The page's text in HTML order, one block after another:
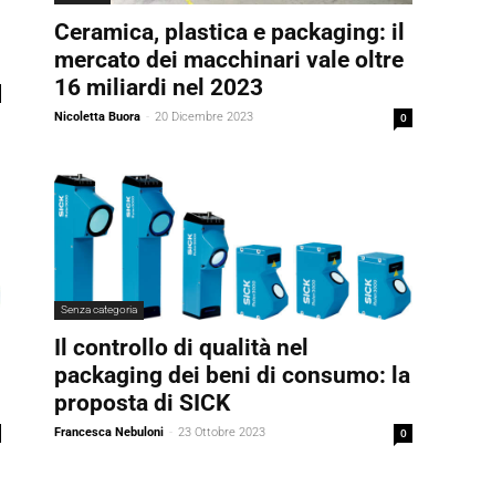
Ceramica, plastica e packaging: il
mercato dei macchinari vale oltre
16 miliardi nel 2023
Nicoletta Buora - 20 Dicembre 2023 0
Senza categoria
Il controllo di qualità nel
packaging dei beni di consumo: la
proposta di SICK
Francesca Nebuloni - 23 Ottobre 2023 0